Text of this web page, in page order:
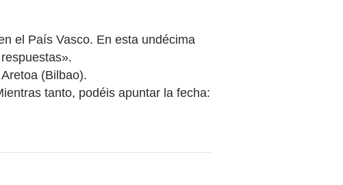
el País Vasco. En esta undécima
(Bilbao).
tanto, podéis apuntar la fecha: